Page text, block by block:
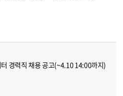
경력직 채용 공고(~4.10 14:00까지)